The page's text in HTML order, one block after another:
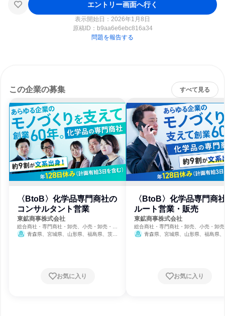
エントリー画面へ行く
表示開始日：2026年1月8日
原稿ID： b9aa6e6ebc816a34
問題を報告する
この企業の募集 すべて見る
〈BtoB〉化学品専門商社の
コンサルタント営業
東鉱商事株式会社
総合商社・専門商社・卸売、小売・卸売・商
社
青森県、宮城県、山形県、福島県、茨城
お気に入り
〈BtoB〉化学品専門商
ルート営業・販売
東鉱商事株式会社
総合商社・専門商社・卸売、小売・卸
社
青森県、宮城県、山形県、福島県
お気に入り